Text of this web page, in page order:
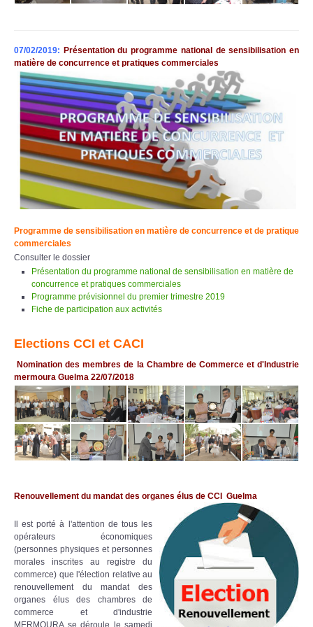
07/02/2019: Présentation du programme national de sensibilisation en
matière de concurrence et pratiques commerciales
Programme de sensibilisation en matière de concurrence et de pratique
commerciales
Consulter le dossier
Présentation du programme national de sensibilisation en matière de
concurrence et pratiques commerciales
Programme prévisionnel du premier trimestre 2019
Fiche de participation aux activités
Elections CCI et CACI
Nomination des membres de la Chambre de Commerce et d'Industrie
mermoura Guelma 22/07/2018
Renouvellement du mandat des organes élus de CCI Guelma
Il est porté à l'attention de tous les
opérateurs économiques
(personnes physiques et personnes
morales inscrites au registre du
commerce) que l'élection relative au
renouvellement du mandat des
organes élus des chambres de
commerce et d'industrie
MERMOURA se déroule le samedi